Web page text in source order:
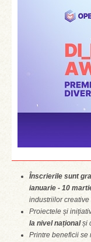
Înscrierile sunt
ianuarie - 10
industriilor
Proiectele și
la nivel naționalși
Printre beneficii se